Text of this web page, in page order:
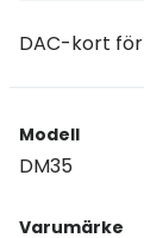
DAC-kort för
Modell
DM35
Varumärke